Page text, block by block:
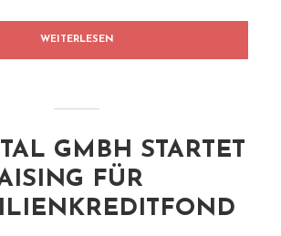
WEITERLESEN
GMBH STARTET
FÜR